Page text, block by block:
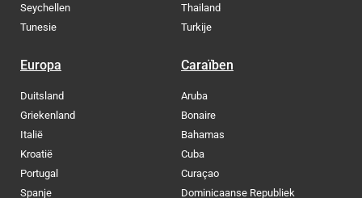
Seychellen
Tunesie
Thailand
Turkije
Europa
Duitsland
Griekenland
Italië
Kroatië
Portugal
Spanje
Caraïben
Aruba
Bonaire
Bahamas
Cuba
Curaçao
Dominicaanse Republiek